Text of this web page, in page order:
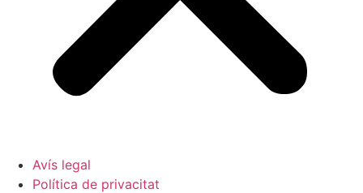
Avís legal
Política de privacitat